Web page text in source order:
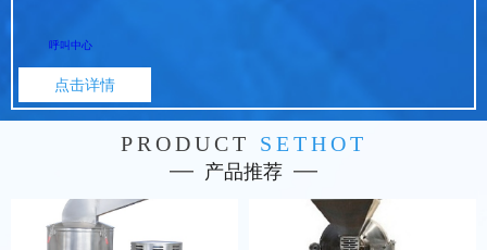
呼叫中心
点击详情
PRODUCT SETHOT
产品推荐